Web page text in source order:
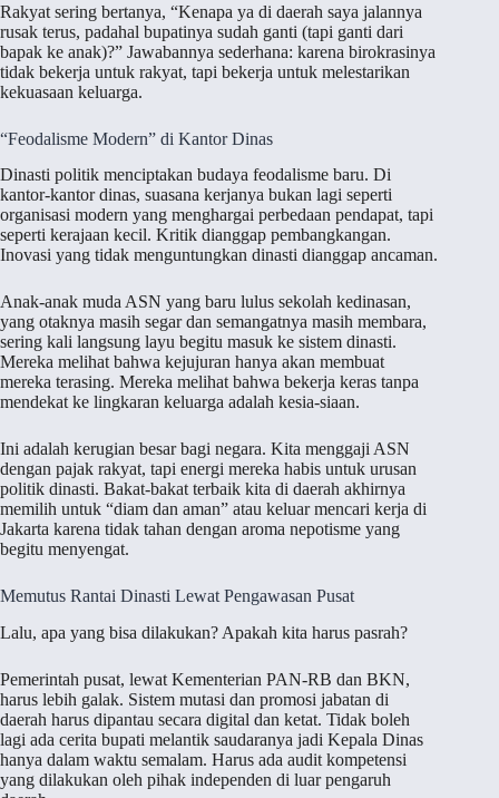
Rakyat sering bertanya, “Kenapa ya di daerah saya jalannya
rusak terus, padahal bupatinya sudah ganti (tapi ganti dari
bapak ke anak)?” Jawabannya sederhana: karena birokrasinya
tidak bekerja untuk rakyat, tapi bekerja untuk melestarikan
kekuasaan keluarga.
“Feodalisme Modern” di Kantor Dinas
Dinasti politik menciptakan budaya feodalisme baru. Di
kantor-kantor dinas, suasana kerjanya bukan lagi seperti
organisasi modern yang menghargai perbedaan pendapat, tapi
seperti kerajaan kecil. Kritik dianggap pembangkangan.
Inovasi yang tidak menguntungkan dinasti dianggap ancaman.
Anak-anak muda ASN yang baru lulus sekolah kedinasan,
yang otaknya masih segar dan semangatnya masih membara,
sering kali langsung layu begitu masuk ke sistem dinasti.
Mereka melihat bahwa kejujuran hanya akan membuat
mereka terasing. Mereka melihat bahwa bekerja keras tanpa
mendekat ke lingkaran keluarga adalah kesia-siaan.
Ini adalah kerugian besar bagi negara. Kita menggaji ASN
dengan pajak rakyat, tapi energi mereka habis untuk urusan
politik dinasti. Bakat-bakat terbaik kita di daerah akhirnya
memilih untuk “diam dan aman” atau keluar mencari kerja di
Jakarta karena tidak tahan dengan aroma nepotisme yang
begitu menyengat.
Memutus Rantai Dinasti Lewat Pengawasan Pusat
Lalu, apa yang bisa dilakukan? Apakah kita harus pasrah?
Pemerintah pusat, lewat Kementerian PAN-RB dan BKN,
harus lebih galak. Sistem mutasi dan promosi jabatan di
daerah harus dipantau secara digital dan ketat. Tidak boleh
lagi ada cerita bupati melantik saudaranya jadi Kepala Dinas
hanya dalam waktu semalam. Harus ada audit kompetensi
yang dilakukan oleh pihak independen di luar pengaruh